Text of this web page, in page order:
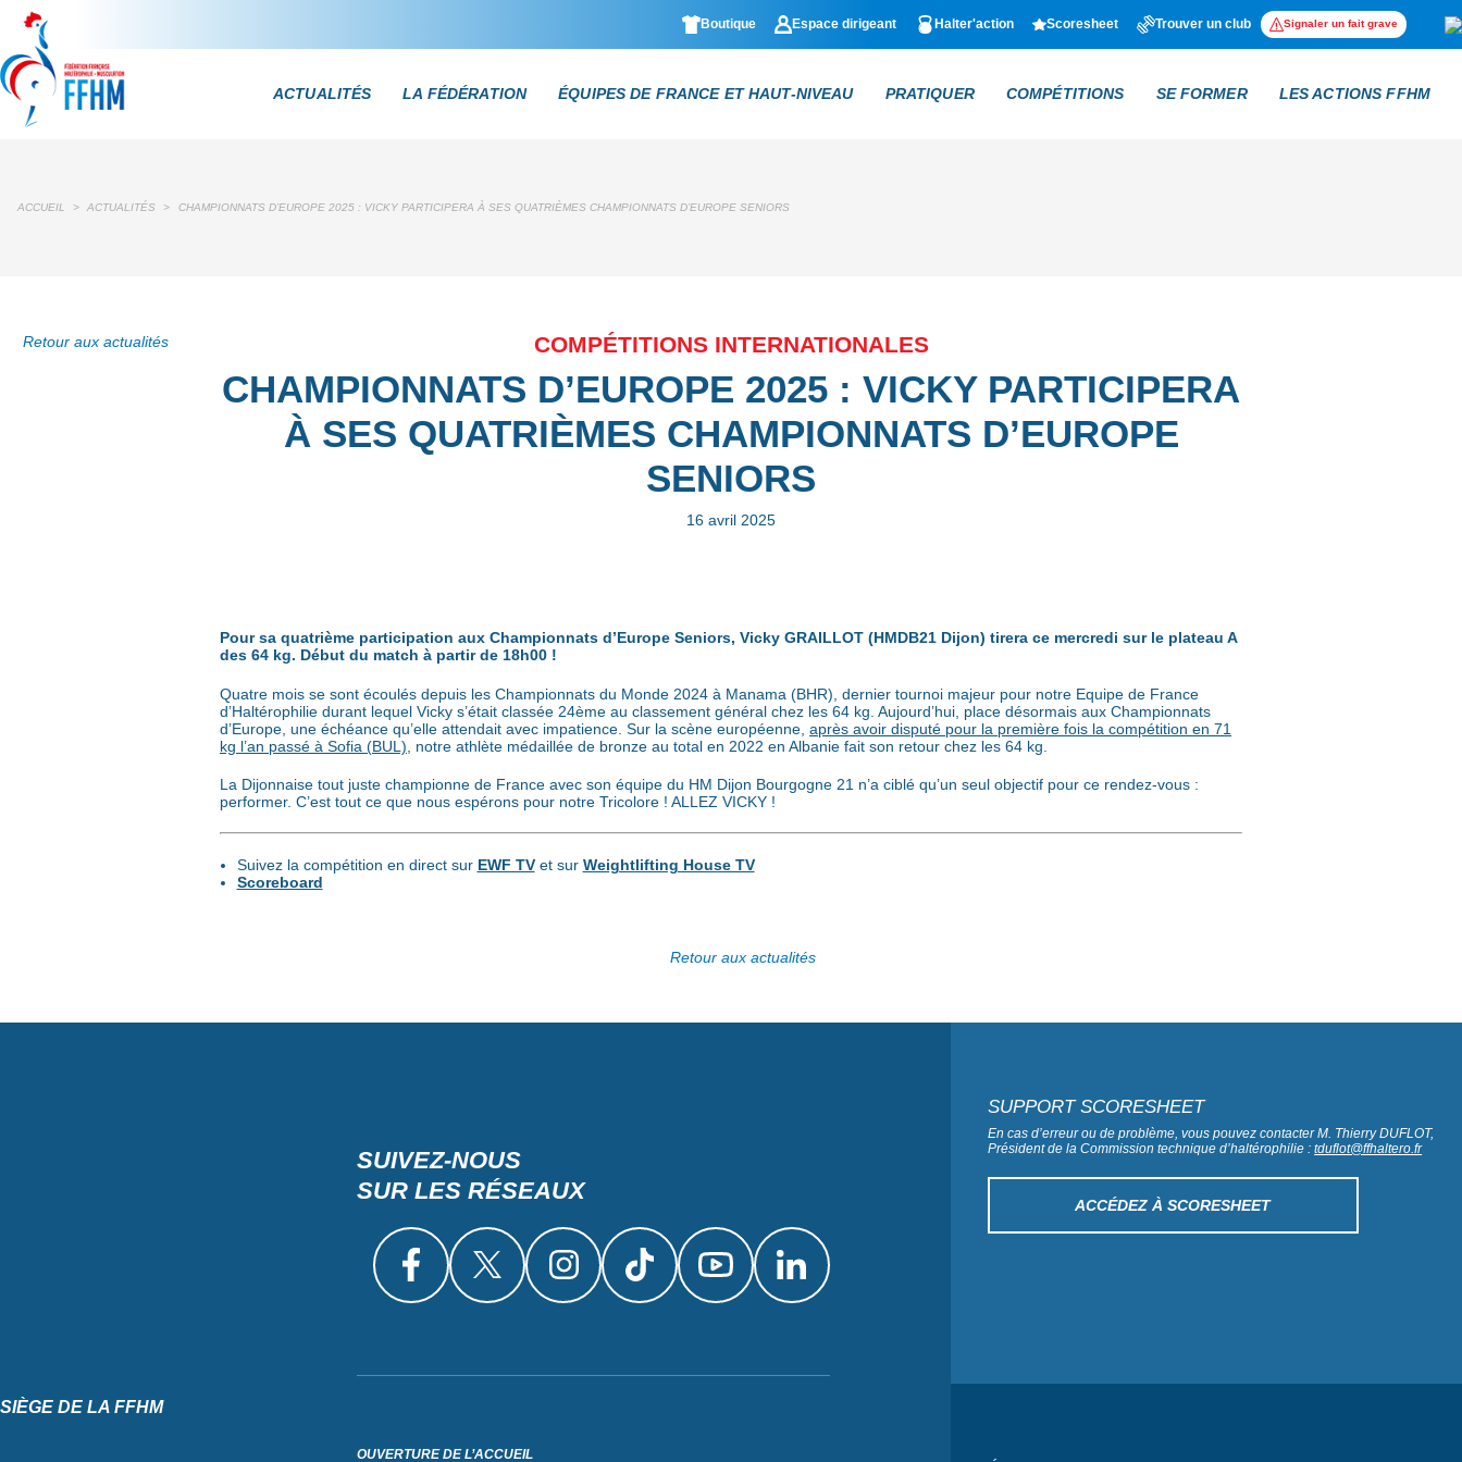
Boutique Espace dirigeant Halter'action Scoresheet Trouver un club Signaler un fait grave
ACTUALITÉS LA FÉDÉRATION ÉQUIPES DE FRANCE ET HAUT-NIVEAU PRATIQUER COMPÉTITIONS SE FORMER LES ACTIONS FFHM
ACCUEIL > ACTUALITÉS > CHAMPIONNATS D’EUROPE 2025 : VICKY PARTICIPERA À SES QUATRIÈMES CHAMPIONNATS D’EUROPE SENIORS
Retour aux actualités COMPÉTITIONS INTERNATIONALES
CHAMPIONNATS D’EUROPE 2025 : VICKY PARTICIPERA
À SES QUATRIÈMES CHAMPIONNATS D’EUROPE
SENIORS
16 avril 2025
Pour sa quatrième participation aux Championnats d’Europe Seniors, Vicky GRAILLOT (HMDB21 Dijon) tirera ce mercredi sur le plateau A
des 64 kg. Début du match à partir de 18h00 !
Quatre mois se sont écoulés depuis les Championnats du Monde 2024 à Manama (BHR), dernier tournoi majeur pour notre Equipe de France
d’Haltérophilie durant lequel Vicky s’était classée 24ème au classement général chez les 64 kg. Aujourd’hui, place désormais aux Championnats
d’Europe, une échéance qu’elle attendait avec impatience. Sur la scène européenne, après avoir disputé pour la première fois la compétition en 71
kg l’an passé à Sofia (BUL) , notre athlète médaillée de bronze au total en 2022 en Albanie fait son retour chez les 64 kg.
La Dijonnaise tout juste championne de France avec son équipe du HM Dijon Bourgogne 21 n’a ciblé qu’un seul objectif pour ce rendez-vous :
performer. C’est tout ce que nous espérons pour notre Tricolore ! ALLEZ VICKY !
Suivez la compétition en direct sur EWF TV et sur Weightlifting House TV
Scoreboard
Retour aux actualités
SUIVEZ-NOUS
SUR LES RÉSEAUX
SIÈGE DE LA FFHM
OUVERTURE DE L’ACCUEIL
SUPPORT SCORESHEET
En cas d’erreur ou de problème, vous pouvez contacter M. Thierry DUFLOT,
Président de la Commission technique d’haltérophilie :tduflot@ffhaltero.fr
ACCÉDEZ À SCORESHEET